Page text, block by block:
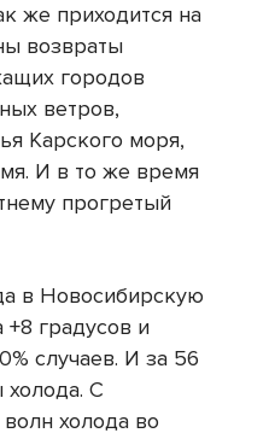
же приходится на
возвраты
городов
ветров,
Карского моря,
И в то же время
прогретый
в Новосибирскую
+8 градусов и
случаев. И за 56
холода. С
холода во